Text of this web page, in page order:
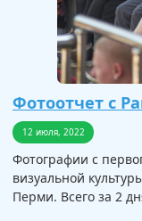
Фотоотчет с
12 июля, 2022
Фотографии с
визуальной
Перми. Всего за 2